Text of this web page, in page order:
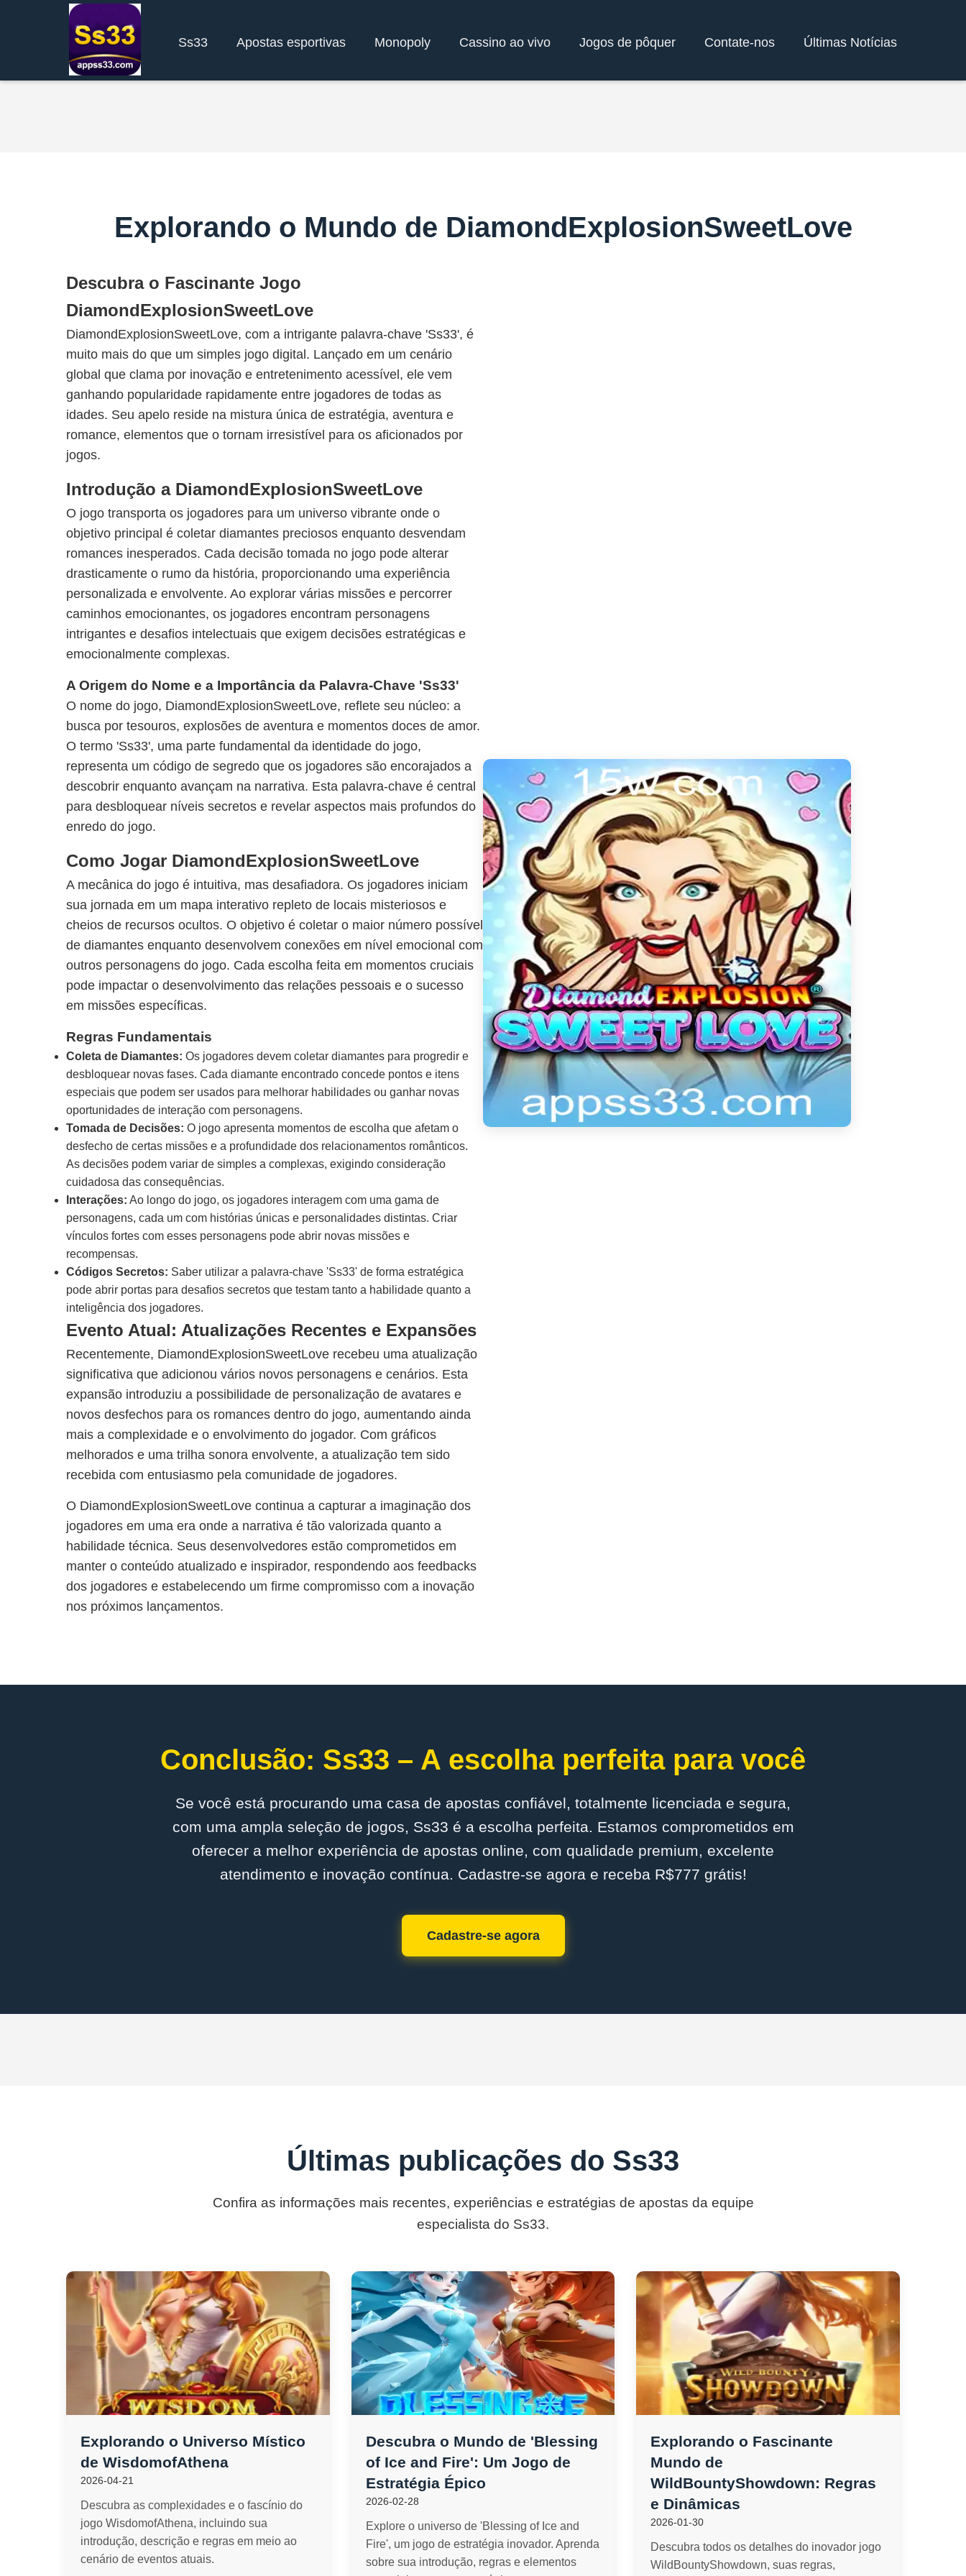
Ss33 Apostas esportivas Monopoly Cassino ao vivo Jogos de pôquer Contate-nos Últimas Notícias
Explorando o Mundo de DiamondExplosionSweetLove
Descubra o Fascinante Jogo
DiamondExplosionSweetLove
DiamondExplosionSweetLove, com a intrigante palavra-chave 'Ss33', é
muito mais do que um simples jogo digital. Lançado em um cenário
global que clama por inovação e entretenimento acessível, ele vem
ganhando popularidade rapidamente entre jogadores de todas as
idades. Seu apelo reside na mistura única de estratégia, aventura e
romance, elementos que o tornam irresistível para os aficionados por
jogos.
Introdução a DiamondExplosionSweetLove
O jogo transporta os jogadores para um universo vibrante onde o
objetivo principal é coletar diamantes preciosos enquanto desvendam
romances inesperados. Cada decisão tomada no jogo pode alterar
drasticamente o rumo da história, proporcionando uma experiência
personalizada e envolvente. Ao explorar várias missões e percorrer
caminhos emocionantes, os jogadores encontram personagens
intrigantes e desafios intelectuais que exigem decisões estratégicas e
emocionalmente complexas.
A Origem do Nome e a Importância da Palavra-Chave 'Ss33'
O nome do jogo, DiamondExplosionSweetLove, reflete seu núcleo: a
busca por tesouros, explosões de aventura e momentos doces de amor.
O termo 'Ss33', uma parte fundamental da identidade do jogo,
representa um código de segredo que os jogadores são encorajados a
descobrir enquanto avançam na narrativa. Esta palavra-chave é central
para desbloquear níveis secretos e revelar aspectos mais profundos do
enredo do jogo.
Como Jogar DiamondExplosionSweetLove
A mecânica do jogo é intuitiva, mas desafiadora. Os jogadores iniciam
sua jornada em um mapa interativo repleto de locais misteriosos e
cheios de recursos ocultos. O objetivo é coletar o maior número possível
de diamantes enquanto desenvolvem conexões em nível emocional com
outros personagens do jogo. Cada escolha feita em momentos cruciais
pode impactar o desenvolvimento das relações pessoais e o sucesso
em missões específicas.
Regras Fundamentais
Coleta de Diamantes: Os jogadores devem coletar diamantes para progredir e
desbloquear novas fases. Cada diamante encontrado concede pontos e itens
especiais que podem ser usados para melhorar habilidades ou ganhar novas
oportunidades de interação com personagens.
Tomada de Decisões: O jogo apresenta momentos de escolha que afetam o
desfecho de certas missões e a profundidade dos relacionamentos românticos.
As decisões podem variar de simples a complexas, exigindo consideração
cuidadosa das consequências.
Interações: Ao longo do jogo, os jogadores interagem com uma gama de
personagens, cada um com histórias únicas e personalidades distintas. Criar
vínculos fortes com esses personagens pode abrir novas missões e
recompensas.
Códigos Secretos: Saber utilizar a palavra-chave 'Ss33' de forma estratégica
pode abrir portas para desafios secretos que testam tanto a habilidade quanto a
inteligência dos jogadores.
Evento Atual: Atualizações Recentes e Expansões
Recentemente, DiamondExplosionSweetLove recebeu uma atualização
significativa que adicionou vários novos personagens e cenários. Esta
expansão introduziu a possibilidade de personalização de avatares e
novos desfechos para os romances dentro do jogo, aumentando ainda
mais a complexidade e o envolvimento do jogador. Com gráficos
melhorados e uma trilha sonora envolvente, a atualização tem sido
recebida com entusiasmo pela comunidade de jogadores.
O DiamondExplosionSweetLove continua a capturar a imaginação dos
jogadores em uma era onde a narrativa é tão valorizada quanto a
habilidade técnica. Seus desenvolvedores estão comprometidos em
manter o conteúdo atualizado e inspirador, respondendo aos feedbacks
dos jogadores e estabelecendo um firme compromisso com a inovação
nos próximos lançamentos.
Conclusão: Ss33 – A escolha perfeita para você
Se você está procurando uma casa de apostas confiável, totalmente licenciada e segura,
com uma ampla seleção de jogos, Ss33 é a escolha perfeita. Estamos comprometidos em
oferecer a melhor experiência de apostas online, com qualidade premium, excelente
atendimento e inovação contínua. Cadastre-se agora e receba R$777 grátis!
Cadastre-se agora
Últimas publicações do Ss33
Confira as informações mais recentes, experiências e estratégias de apostas da equipe
especialista do Ss33.
Explorando o Universo Místico
de WisdomofAthena
2026-04-21
Descubra as complexidades e o fascínio do
jogo WisdomofAthena, incluindo sua
introdução, descrição e regras em meio ao
cenário de eventos atuais.
Descubra o Mundo de 'Blessing
of Ice and Fire': Um Jogo de
Estratégia Épico
2026-02-28
Explore o universo de 'Blessing of Ice and
Fire', um jogo de estratégia inovador. Aprenda
sobre sua introdução, regras e elementos
Explorando o Fascinante
Mundo de
WildBountyShowdown: Regras
e Dinâmicas
2026-01-30
Descubra todos os detalhes do inovador jogo
WildBountyShowdown, suas regras,